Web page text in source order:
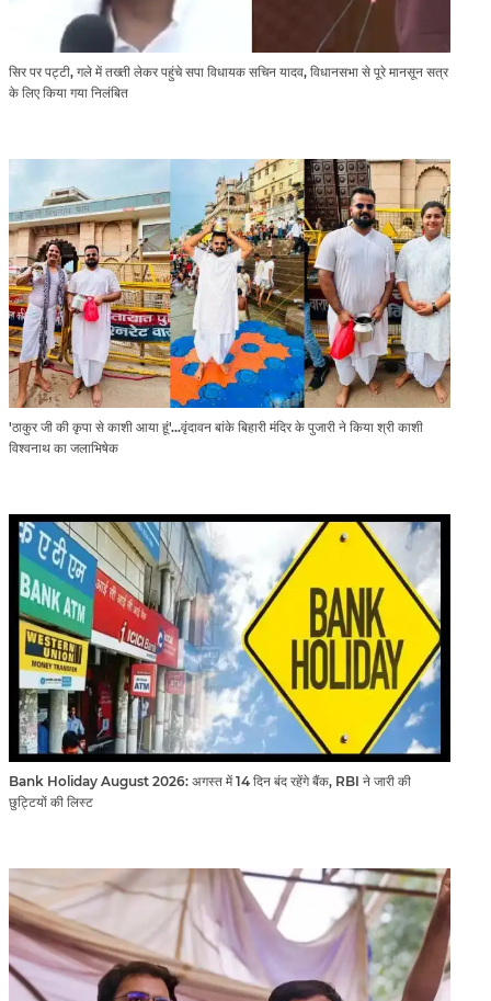
सिर पर पट्टी, गले में तख्ती लेकर पहुंचे सपा विधायक सचिन यादव, विधानसभा से पूरे मानसून सत्र
के लिए किया गया निलंबित
'ठाकुर जी की कृपा से काशी आया हूं'...वृंदावन बांके बिहारी मंदिर के पुजारी ने किया श्री काशी
विश्वनाथ का जलाभिषेक
Bank Holiday August 2026: अगस्त में 14 दिन बंद रहेंगे बैंक, RBI ने जारी की
छुट्टियों की लिस्ट​​​​​​​